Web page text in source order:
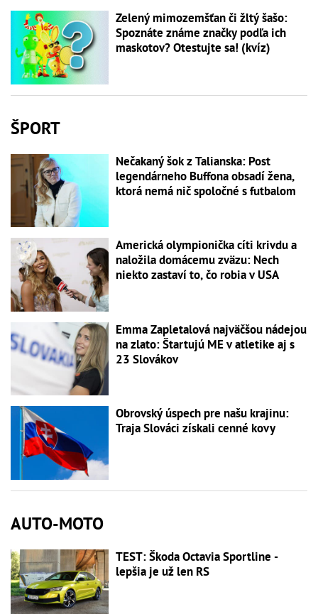
Zelený mimozemšťan či žltý šašo:
Spoznáte známe značky podľa ich
maskotov? Otestujte sa! (kvíz)
ŠPORT
Nečakaný šok z Talianska: Post
legendárneho Buffona obsadí žena,
ktorá nemá nič spoločné s futbalom
Americká olympionička cíti krivdu a
naložila domácemu zväzu: Nech
niekto zastaví to, čo robia v USA
Emma Zapletalová najväčšou nádejou
na zlato: Štartujú ME v atletike aj s
23 Slovákov
Obrovský úspech pre našu krajinu:
Traja Slováci získali cenné kovy
AUTO-MOTO
TEST: Škoda Octavia Sportline -
lepšia je už len RS